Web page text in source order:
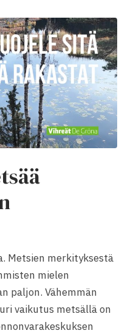
Metsien merkityksestä
mielen
paljon. Vähemmän
vaikutus metsällä on